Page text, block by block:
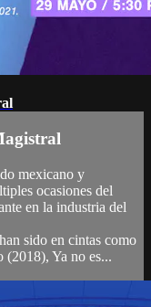
mexicano y
ocasiones del
en la industria del
sido en cintas como
Ya no es...